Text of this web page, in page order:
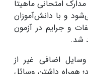
امتحانی ماهیتاً
و با دانش‌آموزان
و جرایم در آزمون
شد.
وسایل اضافی غیر از